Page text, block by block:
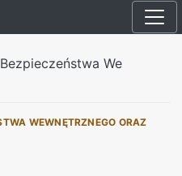
We
WEWNĘTRZNEGO ORAZ